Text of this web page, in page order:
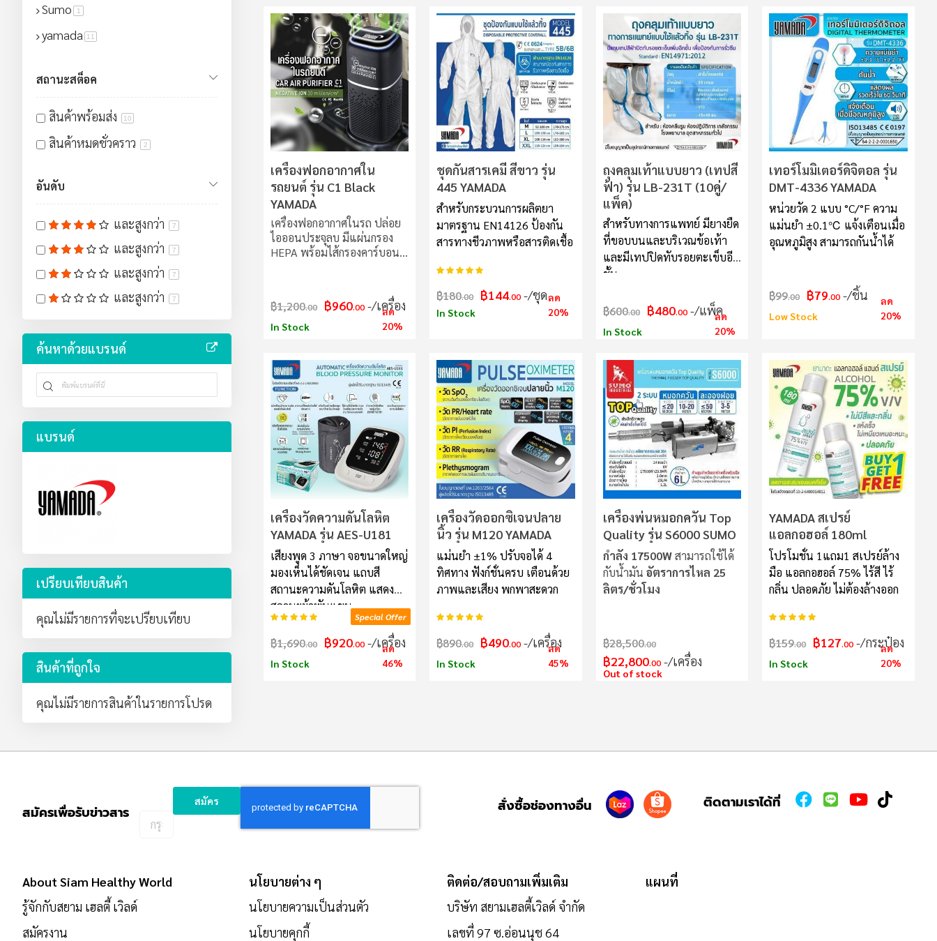
H13 สำหรับกรองสารก่อภูมิแพ้
เชื้อไวรัสและแบคทีเรีย ไส้
กรองคาร์บอนช่วยกำจัดกลิ่นไม่
พึงประสงค์ กลิ่นบุหรี่ และกลิ่น
อับ มีส่วนช่วยลดอาการภูมิแพ้
ได้ ทำงานเบา ไม่มีเสียง
รบกวน ใช้งานง่ายแค่กดปุ่ม
เดียว กระทัดรัด พกพา
สะดวก สามารถพกติดรถหรือ
ไปทำงานในสถานที่ต่างๆได้
สำหรับพื้นที่ไม่เกิน 10 ตาราง
เมตร
เครื่องฟอกอากาศใน
รถยนต์ รุ่น C1 Black
YAMADA
เครื่องฟอกอากาศในรถ ปล่อย
ไอออนประจุลบ มีแผ่นกรอง
HEPA พร้อมไส้กรองคาร์บอน
ละอองขนาดเล็ก PM 2.5 ปล่อย
ไอออนประจุลบเพื่อจับอนุภาค
ที่ปนเปื้อนในอากาศให้ตกสู่พื้น
เชื้อไวรัสและแบคทีเรีย ไส้
กรองคาร์บอนช่วยกำจัดกลิ่นไม่
พึงประสงค์ กลิ่นบุหรี่ และกลิ่น
อับ มีส่วนช่วยลดอาการภูมิแพ้
ได้ ทำงานเบา ไม่มีเสียง
รบกวน ใช้งานง่ายแค่กดปุ่ม
เดียว กระทัดรัด พกพา
สะดวก สามารถพกติดรถหรือ
ไปทำงานในสถานที่ต่างๆได้
สำหรับพื้นที่ไม่เกิน 10 ตาราง
เมตร
฿1,200.00 ฿960.00 /เครื่อง
In Stock
ลด
20%
ชุดกันสารเคมี สีขาว รุ่น
445 YAMADA
สำหรับกระบวนการผลิตยา
มาตรฐาน EN14126 ป้องกัน
สารทางชีวภาพหรือสารติดเชื้อ
อันดับ:
฿180.00 ฿144.00 /ชุด
In Stock
ลด
20%
ถุงคลุมเท้าแบบยาว (เทปสี
ฟ้า) รุ่น LB-231T (10คู่/
แพ็ค)
สำหรับทางการแพทย์ มียางยืด
ที่ขอบบนและบริเวณข้อเท้า
และมีเทปปิดทับรอยตะเข็บอีก
ชั้น
฿600.00 ฿480.00 /แพ็ค
In Stock
ลด
20%
เทอร์โมมิเตอร์ดิจิตอล รุ่น
DMT-4336 YAMADA
หน่วยวัด 2 แบบ °C/°F ความ
แม่นยำ ±0.1℃ แจ้งเตือนเมื่อ
อุณหภูมิสูง สามารถกันน้ำได้
฿99.00 ฿79.00 /ชิ้น
Low Stock
ลด
20%
เครื่องวัดความดันโลหิต
YAMADA รุ่น AES-U181
เสียงพูด 3 ภาษา จอขนาดใหญ่
มองเห็นได้ชัดเจน แถบสี
สถานะความดันโลหิต แสดง
สถานะผ้าพันแขน
อันดับ: Special Offer
฿1,690.00 ฿920.00 /เครื่อง
In Stock
ลด
46%
เครื่องวัดออกซิเจนปลาย
นิ้ว รุ่น M120 YAMADA
แม่นยำ ±1% ปรับจอได้ 4
ทิศทาง ฟังก์ชั่นครบ เตือนด้วย
ภาพและเสียง พกพาสะดวก
อันดับ:
฿890.00 ฿490.00 /เครื่อง
In Stock
ลด
45%
เครื่องพ่นหมอกควัน Top
Quality รุ่น S6000 SUMO
กำลัง 17500Wสามารถใช้ได้
กับน้ำมัน อัตราการไหล 25
ลิตร/ชั่วโมง
฿28,500.00
฿22,800.00 /เครื่อง
Out of stock
YAMADA สเปรย์
แอลกอฮอล์ 180ml
โปรโมชั่น 1แถม1 สเปรย์ล้าง
มือ แอลกอฮอล์ 75% ไร้สี ไร้
กลิ่น ปลอดภัย ไม่ต้องล้างออก
อันดับ:
฿159.00 ฿127.00 /กระป๋อง
In Stock
ลด
20%
Sumo 1
yamada 11
สถานะสต็อค
สินค้าพร้อมส่ง 10
สินค้าหมดชั่วคราว 2
อันดับ
และสูงกว่า 7
และสูงกว่า 7
และสูงกว่า 7
และสูงกว่า 7
ค้นหาด้วยแบรนด์
แบรนด์
เปรียบเทียบสินค้า
คุณไม่มีรายการที่จะเปรียบเทียบ
สินค้าที่ถูกใจ
คุณไม่มีรายการสินค้าในรายการโปรด
สมัครเพื่อรับข่าวสาร
อีเมล
รับ
สมัคร สั่งซื้อช่องทางอื่น ติดตามเราได้ที่
About Siam Healthy World
รู้จักกับสยาม เฮลตี้ เวิลด์
สมัครงาน
นโยบายต่าง ๆ
นโยบายความเป็นส่วนตัว
นโยบายคุกกี้
ติดต่อ/สอบถามเพิ่มเติม
บริษัท สยามเฮลตี้เวิลด์ จำกัด
เลขที่ 97 ซ.อ่อนนุช 64
แผนที่